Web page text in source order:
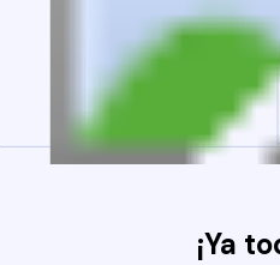
¡Ya